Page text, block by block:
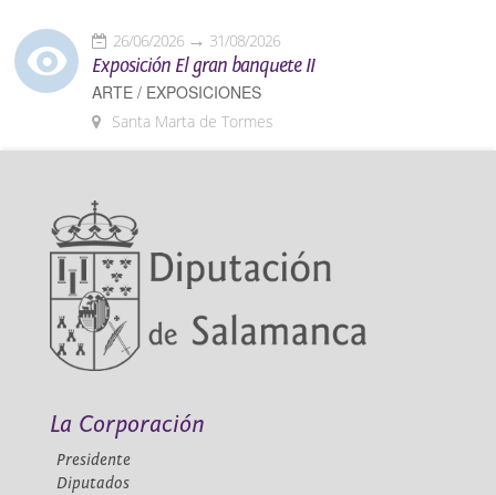
26/06/2026 31/08/2026
Exposición El gran banquete II
ARTE / EXPOSICIONES
Santa Marta de Tormes
La Corporación
Presidente
Diputados